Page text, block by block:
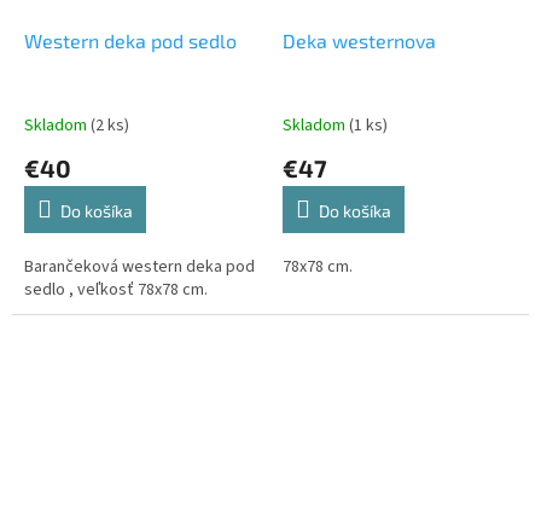
Western deka pod sedlo
Skladom (2 ks)
€40
Do košíka
Barančeková western deka pod
sedlo , veľkosť 78x78 cm.
Deka westernova
Skladom (1 ks)
€47
Do košíka
78x78 cm.